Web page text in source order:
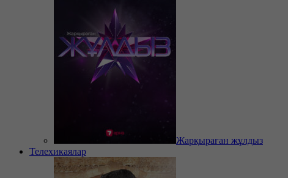
Жарқыраған жұлдыз
Телехикаялар